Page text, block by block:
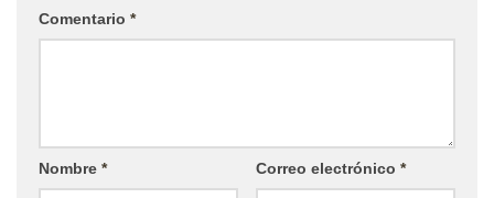
Comentario *
Nombre * Correo electrónico *